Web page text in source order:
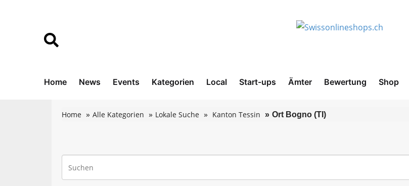
Home News Events Kategorien Local Start-ups Ämter Bewertung Shop
Home Alle Kategorien Lokale Suche Kanton Tessin Ort Bogno (TI)